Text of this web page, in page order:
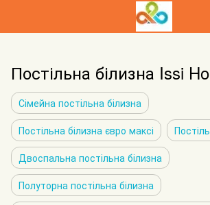
Постільна білизна Issi
Сімейна постільна білизна
Постільна білизна євро максі
Двоспальна постільна білизна
Полуторна постільна білизна